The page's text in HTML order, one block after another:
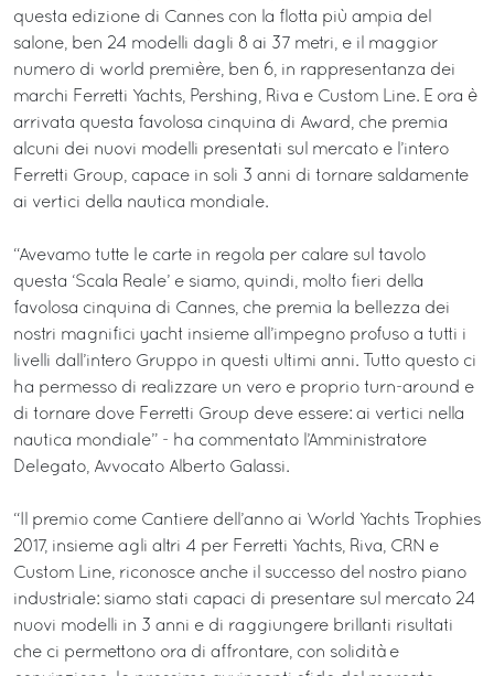
questa edizione di Cannes con la flotta più ampia del
salone, ben 24 modelli dagli 8 ai 37 metri, e il maggior
numero di world première, ben 6, in rappresentanza dei
marchi Ferretti Yachts, Pershing, Riva e Custom Line. E ora è
arrivata questa favolosa cinquina di Award, che premia
alcuni dei nuovi modelli presentati sul mercato e l’intero
Ferretti Group, capace in soli 3 anni di tornare saldamente
ai vertici della nautica mondiale.
“Avevamo tutte le carte in regola per calare sul tavolo
questa ‘Scala Reale’ e siamo, quindi, molto fieri della
favolosa cinquina di Cannes, che premia la bellezza dei
nostri magnifici yacht insieme all’impegno profuso a tutti i
livelli dall’intero Gruppo in questi ultimi anni. Tutto questo ci
ha permesso di realizzare un vero e proprio turn-around e
di tornare dove Ferretti Group deve essere: ai vertici nella
nautica mondiale” - ha commentato l’Amministratore
Delegato, Avvocato Alberto Galassi.
“Il premio come Cantiere dell’anno ai World Yachts Trophies
2017, insieme agli altri 4 per Ferretti Yachts, Riva, CRN e
Custom Line, riconosce anche il successo del nostro piano
industriale: siamo stati capaci di presentare sul mercato 24
nuovi modelli in 3 anni e di raggiungere brillanti risultati
che ci permettono ora di affrontare, con solidità e